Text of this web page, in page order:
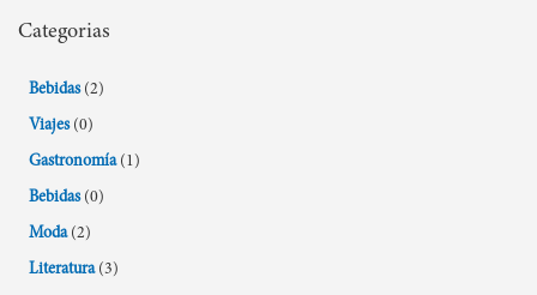
Categorias
Bebidas (2)
Viajes (0)
Gastronomía (1)
Bebidas (0)
Moda (2)
Literatura (3)